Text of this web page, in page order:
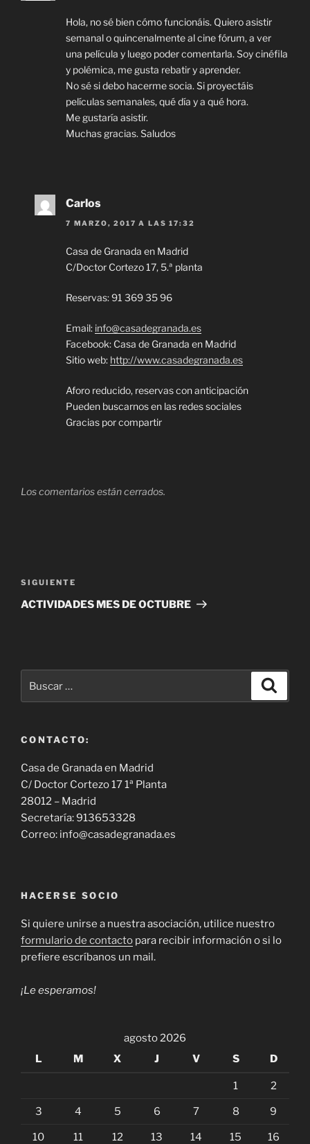
Hola, no sé bien cómo funcionáis. Quiero asistir
semanal o quincenalmente al cine fórum, a ver
una película y luego poder comentarla. Soy cinéfila
y polémica, me gusta rebatir y aprender.
No sé si debo hacerme socia. Si proyectáis
películas semanales, qué día y a qué hora.
Me gustaría asistir.
Muchas gracias. Saludos
Carlos
7 MARZO, 2017 A LAS 17:32
Casa de Granada en Madrid
C/Doctor Cortezo 17, 5.ª planta
Reservas: 91 369 35 96
Email: info@casadegranada.es
Facebook: Casa de Granada en Madrid
Sitio web: http://www.casadegranada.es
Aforo reducido, reservas con anticipación
Pueden buscarnos en las redes sociales
Gracias por compartir
Los comentarios están cerrados.
de
entradas
Siguiente
entrada
SIGUIENTE
ACTIVIDADES MES DE OCTUBRE
por:
CONTACTO:
Casa de Granada en Madrid
C/ Doctor Cortezo 17 1ª Planta
28012 – Madrid
Secretaría: 913653328
Correo: info@casadegranada.es
HACERSE SOCIO
Si quiere unirse a nuestra asociación, utilice nuestro
formulario de contacto para recibir información o si lo
prefiere escríbanos un mail.
¡Le esperamos!
agosto 2026
L
M X J V S D
1 2
3 4 5 6 7 8 9
10 11 12 13 14 15 16